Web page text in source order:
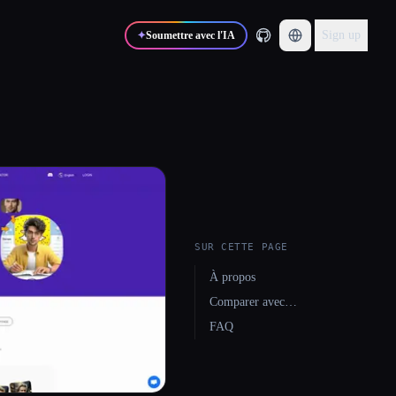
✦Soumettre avec l'IA Sign up
SUR CETTE PAGE
À propos
Comparer avec…
FAQ